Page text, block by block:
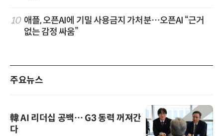
10 애플, 오픈AI에 기밀 사용금지 가처분…오픈AI “근거
없는 감정 싸움”
주요뉴스
韓 AI 리더십 공백… G3 동력 꺼져간
다